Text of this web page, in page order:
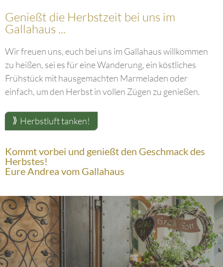
Genießt die Herbstzeit bei uns im
Gallahaus ...
Wir freuen uns, euch bei uns im Gallahaus willkommen
zu heißen, sei es für eine Wanderung, ein köstliches
Frühstück mit hausgemachten Marmeladen oder
einfach, um den Herbst in vollen Zügen zu genießen.
Herbstluft tanken!
Kommt vorbei und genießt den Geschmack des
Herbstes!
Eure Andrea vom Gallahaus